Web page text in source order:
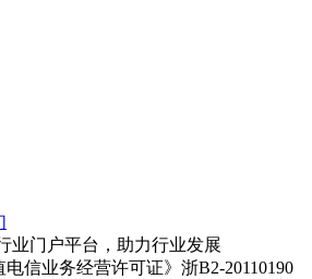
业门户平台，助力行业发展
电信业务经营许可证》浙B2-20110190